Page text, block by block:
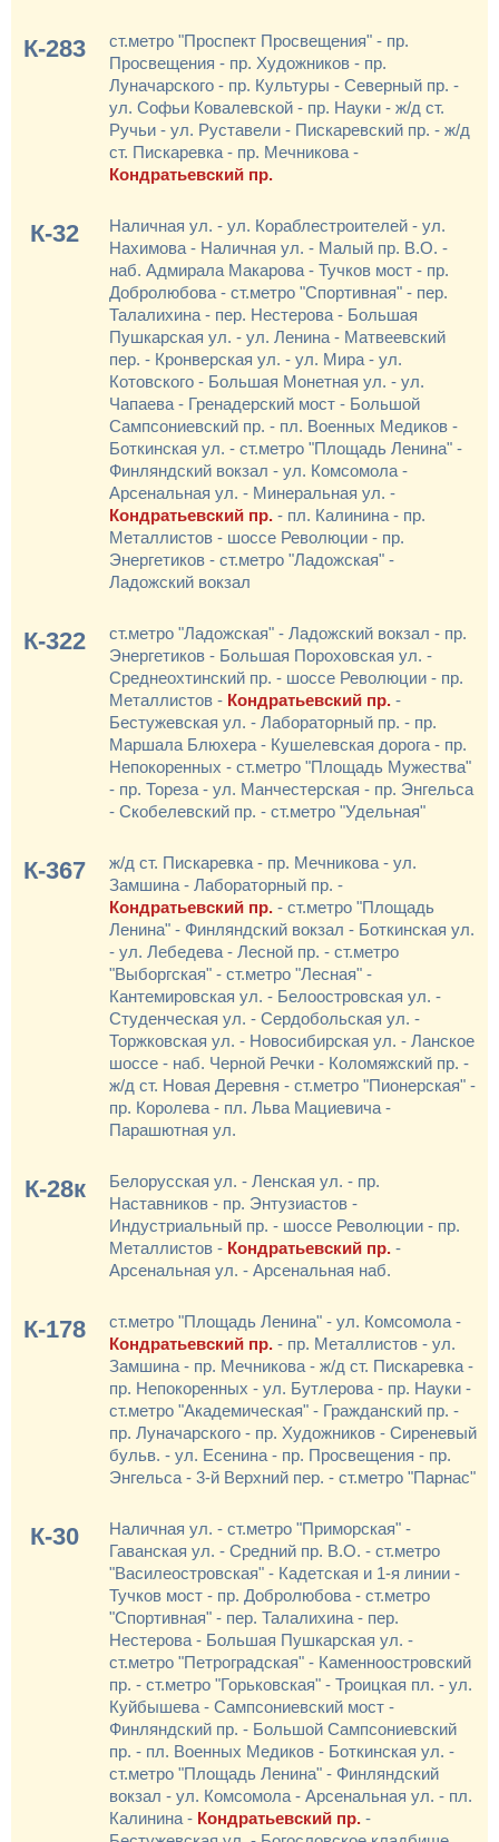
К-283
ст.метро "Проспект Просвещения" - пр.
Просвещения - пр. Художников - пр.
Луначарского - пр. Культуры - Северный пр. -
ул. Софьи Ковалевской - пр. Науки - ж/д ст.
Ручьи - ул. Руставели - Пискаревский пр. - ж/д
ст. Пискаревка - пр. Мечникова -
Кондратьевский пр.
К-32
Наличная ул. - ул. Кораблестроителей - ул.
Нахимова - Наличная ул. - Малый пр. В.О. -
наб. Адмирала Макарова - Тучков мост - пр.
Добролюбова - ст.метро "Спортивная" - пер.
Талалихина - пер. Нестерова - Большая
Пушкарская ул. - ул. Ленина - Матвеевский
пер. - Кронверская ул. - ул. Мира - ул.
Котовского - Большая Монетная ул. - ул.
Чапаева - Гренадерский мост - Большой
Сампсониевский пр. - пл. Военных Медиков -
Боткинская ул. - ст.метро "Площадь Ленина" -
Финляндский вокзал - ул. Комсомола -
Арсенальная ул. - Минеральная ул. -
Кондратьевский пр. - пл. Калинина - пр.
Металлистов - шоссе Революции - пр.
Энергетиков - ст.метро "Ладожская" -
Ладожский вокзал
К-322
ст.метро "Ладожская" - Ладожский вокзал - пр.
Энергетиков - Большая Пороховская ул. -
Среднеохтинский пр. - шоссе Революции - пр.
Металлистов - Кондратьевский пр. -
Бестужевская ул. - Лабораторный пр. - пр.
Маршала Блюхера - Кушелевская дорога - пр.
Непокоренных - ст.метро "Площадь Мужества"
- пр. Тореза - ул. Манчестерская - пр. Энгельса
- Скобелевский пр. - ст.метро "Удельная"
К-367
ж/д ст. Пискаревка - пр. Мечникова - ул.
Замшина - Лабораторный пр. -
Кондратьевский пр. - ст.метро "Площадь
Ленина" - Финляндский вокзал - Боткинская ул.
- ул. Лебедева - Лесной пр. - ст.метро
"Выборгская" - ст.метро "Лесная" -
Кантемировская ул. - Белоостровская ул. -
Студенческая ул. - Сердобольская ул. -
Торжковская ул. - Новосибирская ул. - Ланское
шоссе - наб. Черной Речки - Коломяжский пр. -
ж/д ст. Новая Деревня - ст.метро "Пионерская" -
пр. Королева - пл. Льва Мациевича -
Парашютная ул.
К-28к
Белорусская ул. - Ленская ул. - пр.
Наставников - пр. Энтузиастов -
Индустриальный пр. - шоссе Революции - пр.
Металлистов - Кондратьевский пр. -
Арсенальная ул. - Арсенальная наб.
К-178
ст.метро "Площадь Ленина" - ул. Комсомола -
Кондратьевский пр. - пр. Металлистов - ул.
Замшина - пр. Мечникова - ж/д ст. Пискаревка -
пр. Непокоренных - ул. Бутлерова - пр. Науки -
ст.метро "Академическая" - Гражданский пр. -
пр. Луначарского - пр. Художников - Сиреневый
бульв. - ул. Есенина - пр. Просвещения - пр.
Энгельса - 3-й Верхний пер. - ст.метро "Парнас"
К-30
Наличная ул. - ст.метро "Приморская" -
Гаванская ул. - Средний пр. В.О. - ст.метро
"Василеостровская" - Кадетская и 1-я линии -
Тучков мост - пр. Добролюбова - ст.метро
"Спортивная" - пер. Талалихина - пер.
Нестерова - Большая Пушкарская ул. -
ст.метро "Петроградская" - Каменноостровский
пр. - ст.метро "Горьковская" - Троицкая пл. - ул.
Куйбышева - Сампсониевский мост -
Финляндский пр. - Большой Сампсониевский
пр. - пл. Военных Медиков - Боткинская ул. -
ст.метро "Площадь Ленина" - Финляндский
вокзал - ул. Комсомола - Арсенальная ул. - пл.
Калинина - Кондратьевский пр. -